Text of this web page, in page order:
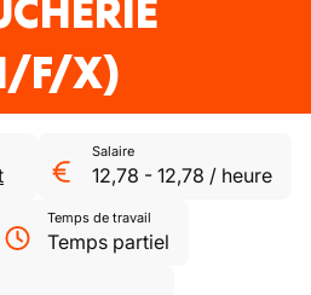
F/X)
Salaire
12,78 - 12,78 / heure
Temps de travail
Temps partiel